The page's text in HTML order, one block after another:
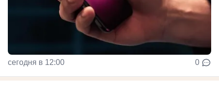
сегодня в 12:00 0